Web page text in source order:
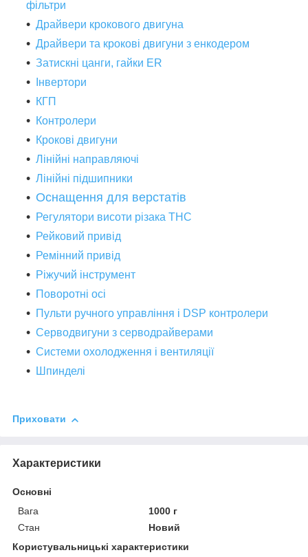
фільтри
Драйвери крокового двигуна
Драйвери та крокові двигуни з енкодером
Затискні цанги, гайки ER
Інвертори
КГП
Контролери
Крокові двигуни
Лінійні направляючі
Лінійні підшипники
Оснащення для верстатів
Регулятори висоти різака THC
Рейковий привід
Ремінний привід
Ріжучий інструмент
Поворотні осі
Пульти ручного управління і DSP контролери
Серводвигуни з серводрайверами
Системи охолодження і вентиляції
Шпинделі
Приховати
Характеристики
Основні
Вага
1000 г
Стан
Новий
Користувальницькі характеристики